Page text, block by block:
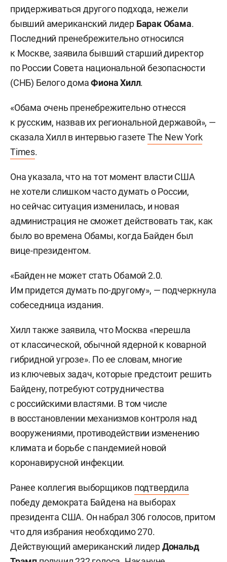
придерживаться другого подхода, нежели
бывший американский лидер Барак Обама.
Последний пренебрежительно относился
к Москве, заявила бывший старший директор
по России Совета национальной безопасности
(СНБ) Белого домаФиона Хилл.
«Обама очень пренебрежительно отнесся
к русским, назвав их региональной державой», —
сказала Хилл в интервью газете The New York
Times.
Она указала, что на тот момент власти США
не хотели слишком часто думать о России,
но сейчас ситуация изменилась, и новая
администрация не сможет действовать так, как
было во времена Обамы, когда Байден был
вице-президентом.
«Байден не может стать Обамой 2.0.
Им придется думать по-другому», — подчеркнула
собеседница издания.
Хилл также заявила, что Москва «перешла
от классической, обычной ядерной к коварной
гибридной угрозе». По ее словам, многие
из ключевых задач, которые предстоит решить
Байдену, потребуют сотрудничества
с российскими властями. В том числе
в восстановлении механизмов контроля над
вооружениями, противодействии изменению
климата и борьбе с пандемией новой
коронавирусной инфекции.
Ранее коллегия выборщиков подтвердила
победу демократа Байдена на выборах
президента США. Он набрал 306 голосов, притом
что для избрания необходимо 270.
Действующий американский лидерДональд